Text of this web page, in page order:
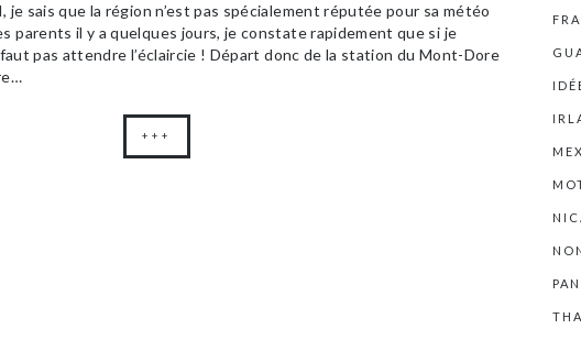
je sais que la région n’est pas spécialement réputée pour sa météo
parents il y a quelques jours, je constate rapidement que si je
pas attendre l’éclaircie ! Départ donc de la station du Mont-Dore
+++